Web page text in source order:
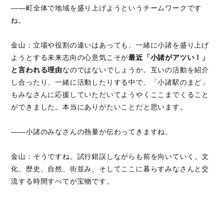
――町全体で地域を盛り上げようというチームワークです
ね。
金山：立場や役割の違いはあっても、一緒に小諸を盛り上げ
ようとする未来志向の心意気こそが最近「小諸がアツい！」
と言われる理由なのではないでしょうか。互いの活動を紹介
し合ったり、一緒に活動したりする中で、「小諸駅のまど」
もみなさんに応援していただいてようやくここまでくること
ができました。本当にありがたいことだと思います。
――小諸のみなさんの熱量が伝わってきますね。
金山：そうですね。試行錯誤しながらも前を向いていく。文
化、歴史、自然、街並み、そしてここに暮らすみなさんと交
流する時間すべてが宝物です。